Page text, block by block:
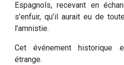
Espagnols, recevant en
s’enfuir, qu’il aurait eu de
l’amnistie.
Cet événement historique
étrange.